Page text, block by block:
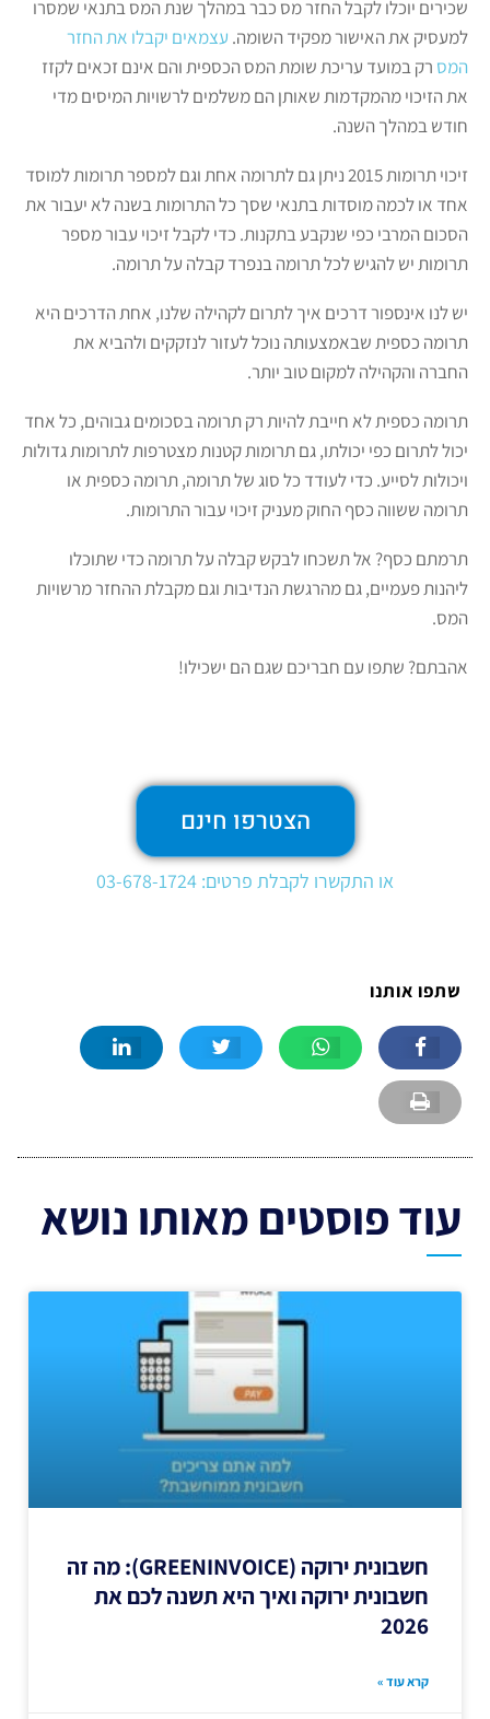
שכירים יוכלו לקבל החזר מס כבר במהלך שנת המס בתנאי שמסרו
למעסיק את האישור מפקיד השומה. עצמאים יקבלו את החזר
המס רק במועד עריכת שומת המס הכספית והם אינם זכאים לקזז
את הזיכוי מהמקדמות שאותן הם משלמים לרשויות המיסים מדי
חודש במהלך השנה.
זיכוי תרומות 2015 ניתן גם לתרומה אחת וגם למספר תרומות למוסד
אחד או לכמה מוסדות בתנאי שסך כל התרומות בשנה לא יעבור את
הסכום המרבי כפי שנקבע בתקנות. כדי לקבל זיכוי עבור מספר
תרומות יש להגיש לכל תרומה בנפרד קבלה על תרומה.
יש לנו אינספור דרכים איך לתרום לקהילה שלנו, אחת הדרכים היא
תרומה כספית שבאמצעותה נוכל לעזור לנזקקים ולהביא את
החברה והקהילה למקום טוב יותר.
תרומה כספית לא חייבת להיות רק תרומה בסכומים גבוהים, כל אחד
יכול לתרום כפי יכולתו, גם תרומות קטנות מצטרפות לתרומות גדולות
ויכולות לסייע. כדי לעודד כל סוג של תרומה, תרומה כספית או
תרומה ששווה כסף החוק מעניק זיכוי עבור התרומות.
תרמתם כסף? אל תשכחו לבקש קבלה על תרומה כדי שתוכלו
ליהנות פעמיים, גם מהרגשת הנדיבות וגם מקבלת ההחזר מרשויות
המס.
אהבתם? שתפו עם חבריכם שגם הם ישכילו!
הצטרפו חינם
או התקשרו לקבלת פרטים: 03-678-1724
שתפו אותנו
עוד פוסטים מאותו נושא
חשבונית ירוקה (GREENINVOICE): מה זה
חשבונית ירוקה ואיך היא תשנה לכם את
2026
קרא עוד »